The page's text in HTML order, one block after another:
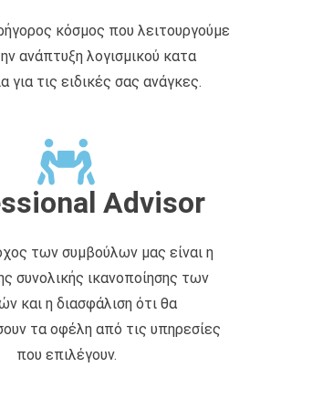
κόσμος που λειτουργούμε
ανάπτυξη λογισμικού κατα
για τις ειδικές σας ανάγκες.
Advisor
των συμβούλων μας είναι η
συνολικής ικανοποίησης των
και η διασφάλιση ότι θα
τα οφέλη από τις υπηρεσίες
που επιλέγουν.